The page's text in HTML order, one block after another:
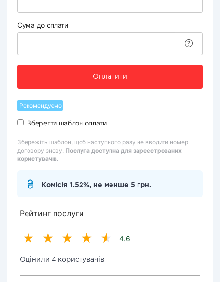
Сума до сплати
Оплатити
Рекомендуємо
Зберегти шаблон оплати
Збережіть шаблон, щоб наступного разу не вводити номер
договору знову. Послуга доступна для зареєстрованих
користувачів.
Комісія 1.52%, не менше 5 грн.
Рейтинг послуги
4.6
Оцінили 4 користувачів